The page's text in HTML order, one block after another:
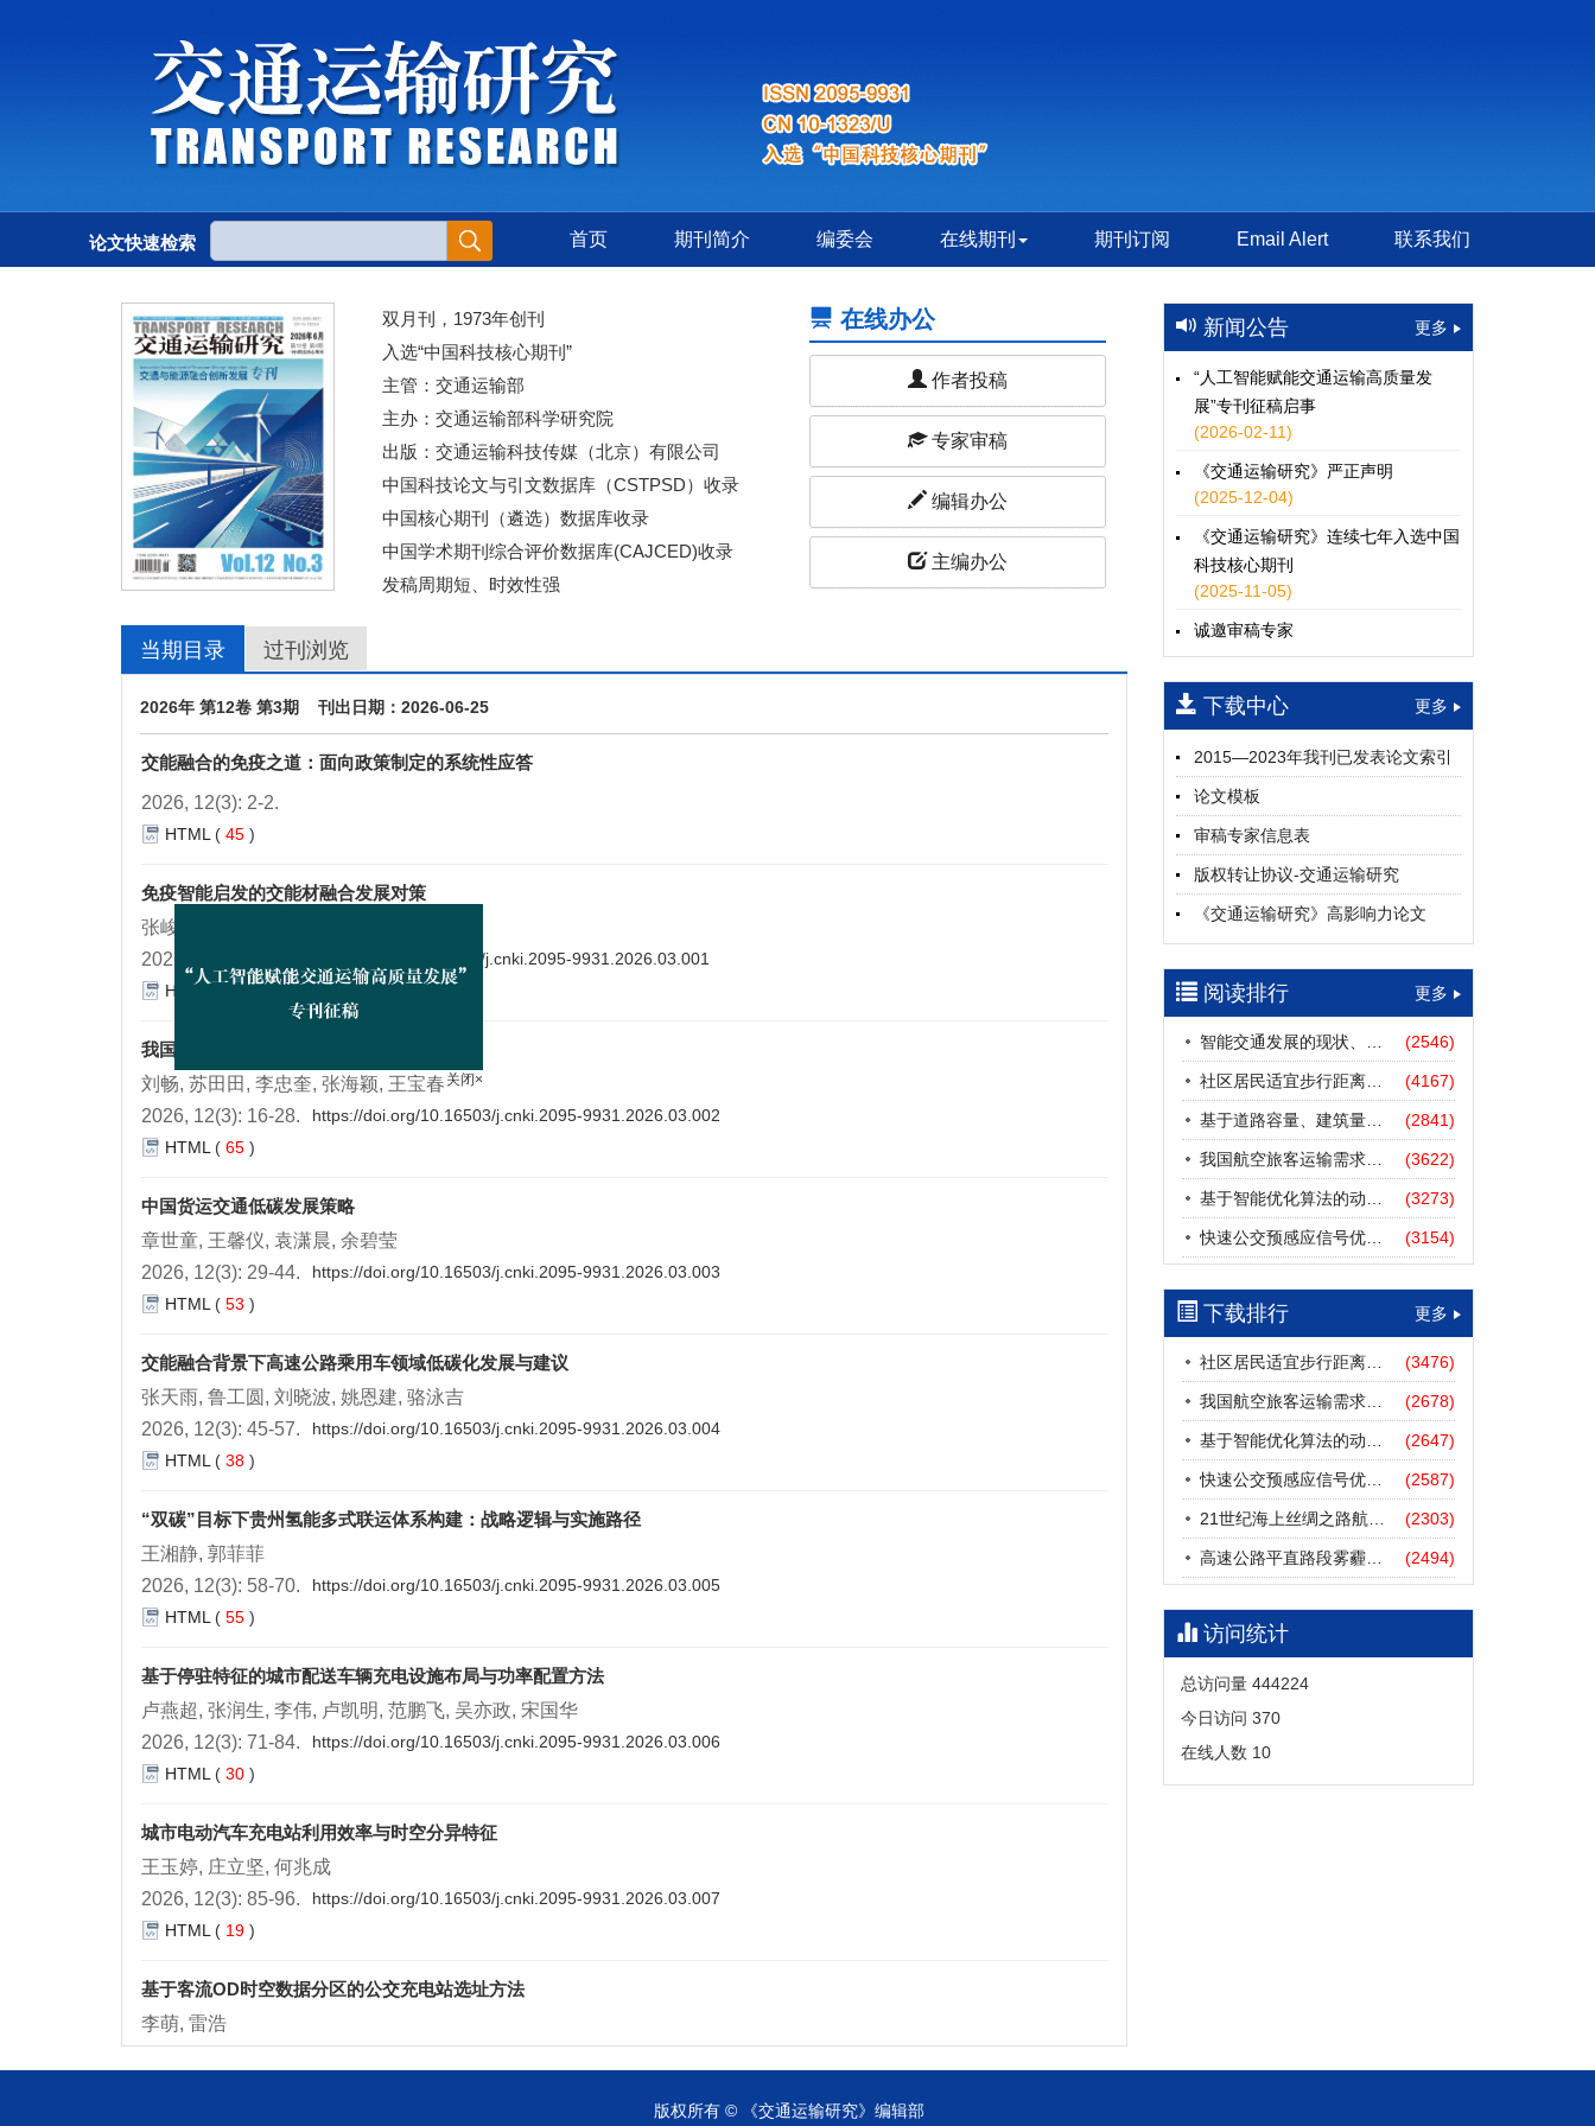
关闭×
论文快速检索 首页 期刊简介 编委会 在线期刊 期刊订阅 Email Alert 联系我们
双月刊，1973年创刊
入选“中国科技核心期刊”
主管：交通运输部
主办：交通运输部科学研究院
出版：交通运输科技传媒（北京）有限公司
中国科技论文与引文数据库（CSTPSD）收录
中国核心期刊（遴选）数据库收录
中国学术期刊综合评价数据库(CAJCED)收录
发稿周期短、时效性强
在线办公
作者投稿
专家审稿
编辑办公
主编办公
当期目录 过刊浏览
2026年 第12卷 第3期 刊出日期：2026-06-25
交能融合的免疫之道：面向政策制定的系统性应答
2026, 12(3): 2-2.
HTML ( 45 )
免疫智能启发的交能材融合发展对策
张峻屹
2026, 12(3): 3-15.
https://doi.org/10.16503/j.cnki.2095-9931.2026.03.001
HTML
36)
我国交能融合发展研究进展与趋势
刘畅, 苏田田, 李忠奎, 张海颖, 王宝春
2026, 12(3): 16-28.
https://doi.org/10.16503/j.cnki.2095-9931.2026.03.002
HTML ( 65 )
中国货运交通低碳发展策略
章世童, 王馨仪, 袁潇晨, 余碧莹
2026, 12(3): 29-44.
https://doi.org/10.16503/j.cnki.2095-9931.2026.03.003
HTML ( 53 )
交能融合背景下高速公路乘用车领域低碳化发展与建议
张天雨, 鲁工圆, 刘晓波, 姚恩建, 骆泳吉
2026, 12(3): 45-57.
https://doi.org/10.16503/j.cnki.2095-9931.2026.03.004
HTML ( 38 )
“双碳”目标下贵州氢能多式联运体系构建：战略逻辑与实施路径
王湘静, 郭菲菲
2026, 12(3): 58-70.
https://doi.org/10.16503/j.cnki.2095-9931.2026.03.005
HTML ( 55 )
基于停驻特征的城市配送车辆充电设施布局与功率配置方法
卢燕超, 张润生, 李伟, 卢凯明, 范鹏飞, 吴亦政, 宋国华
2026, 12(3): 71-84.
https://doi.org/10.16503/j.cnki.2095-9931.2026.03.006
HTML ( 30 )
城市电动汽车充电站利用效率与时空分异特征
王玉婷, 庄立坚, 何兆成
2026, 12(3): 85-96.
https://doi.org/10.16503/j.cnki.2095-9931.2026.03.007
HTML ( 19 )
基于客流OD时空数据分区的公交充电站选址方法
李萌, 雷浩
新闻公告 更多
“人工智能赋能交通运输高质量发
展”专刊征稿启事
(2026-02-11)
《交通运输研究》严正声明
(2025-12-04)
《交通运输研究》连续七年入选中国
科技核心期刊
(2025-11-05)
诚邀审稿专家
(2024-04-25)
下载中心 更多
2015—2023年我刊已发表论文索引
论文模板
审稿专家信息表
版权转让协议-交通运输研究
《交通运输研究》高影响力论文
（2012—2022）
参考文献及常用法定计量单位样例
中英文摘要撰写规范及样例
阅读排行 更多
(2546)
社区居民适宜步行距离阈值研究 (4167)
基于道路容量、建筑量、汽车保有量的拥堵指数敏感性分析 (2841)
我国航空旅客运输需求预测——基于计量经济学与系统动力学组合模型 (3622)
(3273)
快速公交预感应信号优先协调控制策略 (3154)
下载排行 更多
社区居民适宜步行距离阈值研究 (3476)
我国航空旅客运输需求预测——基于计量经济学与系统动力学组合模型 (2678)
(2647)
快速公交预感应信号优先协调控制策略 (2587)
(2303)
高速公路平直路段雾霾天气下的IDM跟驰模型分析 (2494)
访问统计
总访问量 444224
今日访问 370
在线人数 10
版权所有 © 《交通运输研究》编辑部